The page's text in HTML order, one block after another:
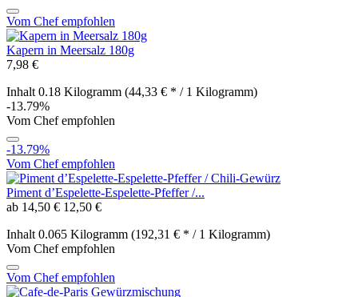
Vom Chef empfohlen
Kapern in Meersalz 180g
7,98 €
Inhalt 0.18 Kilogramm (44,33 € * / 1 Kilogramm)
-13.79%
Vom Chef empfohlen
-13.79%
Vom Chef empfohlen
Piment d’Espelette-Espelette-Pfeffer /...
ab 14,50 € 12,50 €
Inhalt 0.065 Kilogramm (192,31 € * / 1 Kilogramm)
Vom Chef empfohlen
Vom Chef empfohlen